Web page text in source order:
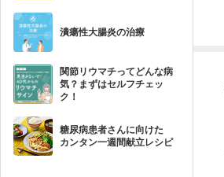
潰瘍性大腸炎の治療
関節リウマチってどんな病
気？まずはセルフチェッ
ク！
糖尿病患者さんに向けた
カンタン一週間献立レシピ